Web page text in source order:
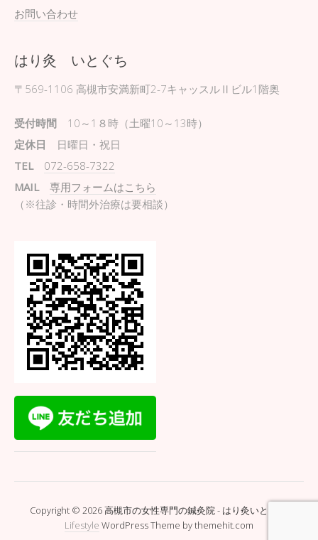
お問い合わせ
はり灸 いとぐち
〒569-1106 高槻市安満新町2-7キャッスルⅡビル1階奥
受付時間 10～1８時（土曜10～13時）
定休日 日曜日・祝日
TEL
072-658-7322
MAIL
専用フォームはこちら
（※往診・時間外治療は要相談）
Copyright © 2026 高槻市の女性専門の鍼灸院 - はり灸いとぐち.
Lifestyle WordPress Theme by themehit.com